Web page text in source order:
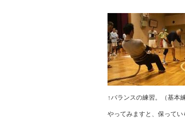
↑バランスの練習。（基本練
やってみますと、保ってい